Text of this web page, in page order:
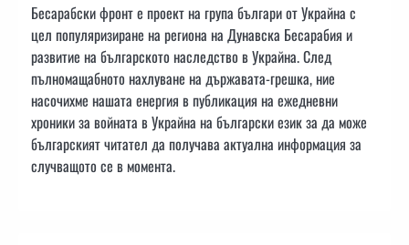
Бесарабски фронт е проект на група българи от Украйна с
цел популяризиране на региона на Дунавска Бесарабия и
развитие на българското наследство в Украйна. След
пълномащабното нахлуване на държавата-грешка, ние
насочихме нашата енергия в публикация на ежедневни
хроники за войната в Украйна на български език за да може
българският читател да получава актуална информация за
случващото се в момента.